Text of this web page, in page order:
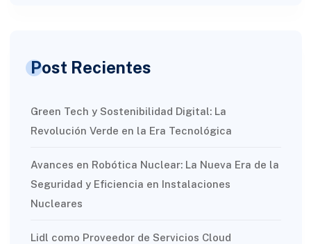
Post Recientes
Green Tech y Sostenibilidad Digital: La
Revolución Verde en la Era Tecnológica
Avances en Robótica Nuclear: La Nueva Era de la
Seguridad y Eficiencia en Instalaciones
Nucleares
Lidl como Proveedor de Servicios Cloud